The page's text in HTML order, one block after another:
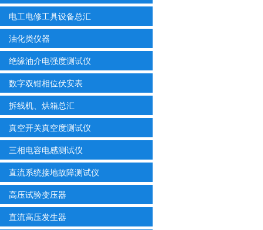
电工电修工具设备总汇
油化类仪器
绝缘油介电强度测试仪
数字双钳相位伏安表
拆线机、烘箱总汇
真空开关真空度测试仪
三相电容电感测试仪
直流系统接地故障测试仪
高压试验变压器
直流高压发生器